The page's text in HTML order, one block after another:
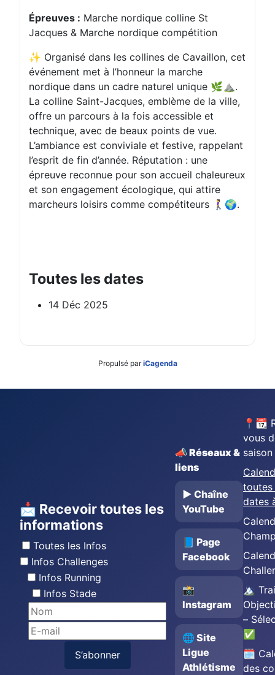
Épreuves : Marche nordique colline St
Jacques & Marche nordique compétition
✨ Organisé dans les collines de Cavaillon, cet
événement met à l’honneur la marche
nordique dans un cadre naturel unique 🌿⛰️.
La colline Saint-Jacques, emblème de la ville,
offre un parcours à la fois accessible et
technique, avec de beaux points de vue.
L’ambiance est conviviale et festive, rappelant
l’esprit de fin d’année. Réputation : une
épreuve reconnue pour son accueil chaleureux
et son engagement écologique, qui attire
marcheurs loisirs comme compétiteurs 🚶‍♀️🌍.
Toutes les dates
14 Déc 2025
Propulsé pariCagenda
📩 Recevoir toutes les
informations
Toutes les Infos
Infos Challenges
Infos Running
Infos Stade
S’abonner
📣 Réseaux &
liens
▶️ Chaîne
YouTube
📘 Page
Facebook
📸
Instagram
🌐 Site
Ligue
Athlétisme
📍📆
vous
saison
toutes
dates
🏔️
–
✅
🗓️
des